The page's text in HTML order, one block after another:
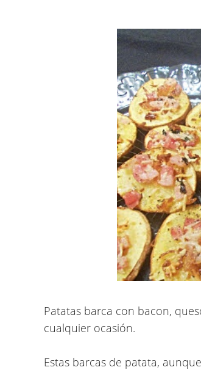
Patatas barca con bacon,
cualquier ocasión.
Estas barcas de patata,